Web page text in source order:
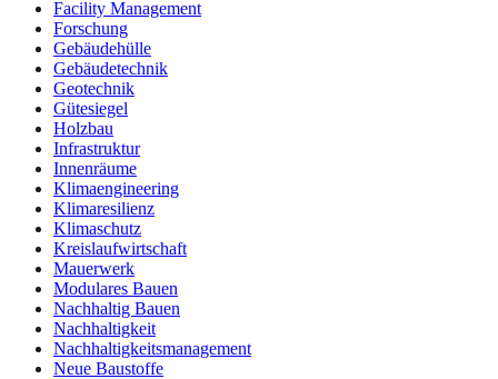
Facility Management
Forschung
Gebäudehülle
Gebäudetechnik
Geotechnik
Gütesiegel
Holzbau
Infrastruktur
Innenräume
Klimaengineering
Klimaresilienz
Klimaschutz
Kreislaufwirtschaft
Mauerwerk
Modulares Bauen
Nachhaltig Bauen
Nachhaltigkeit
Nachhaltigkeitsmanagement
Neue Baustoffe